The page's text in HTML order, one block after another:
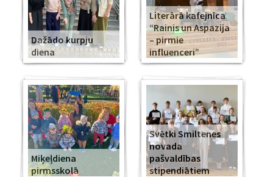
Dažādo kurpju
diena
Literārā kafejnīca
“Rainis un Aspazija
– pirmie
influenceri”
Miķeļdiena
pirmsskolā
Svētki Smiltenes
novada
pašvaldības
stipendiātiem